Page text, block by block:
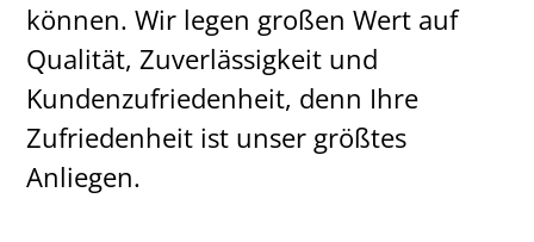
können. Wir legen großen Wert auf
Qualität, Zuverlässigkeit und
Kundenzufriedenheit, denn Ihre
Zufriedenheit ist unser größtes
Anliegen.